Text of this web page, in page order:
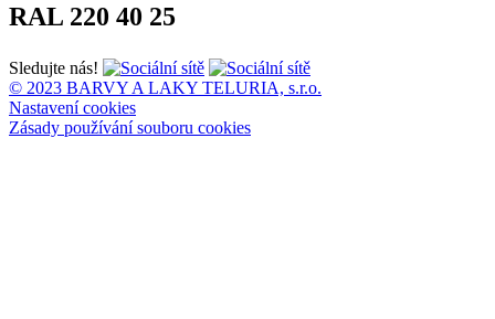
RAL 220 40 25
Sledujte nás!
© 2023 BARVY A LAKY TELURIA, s.r.o.
Nastavení cookies
Zásady používání souboru cookies